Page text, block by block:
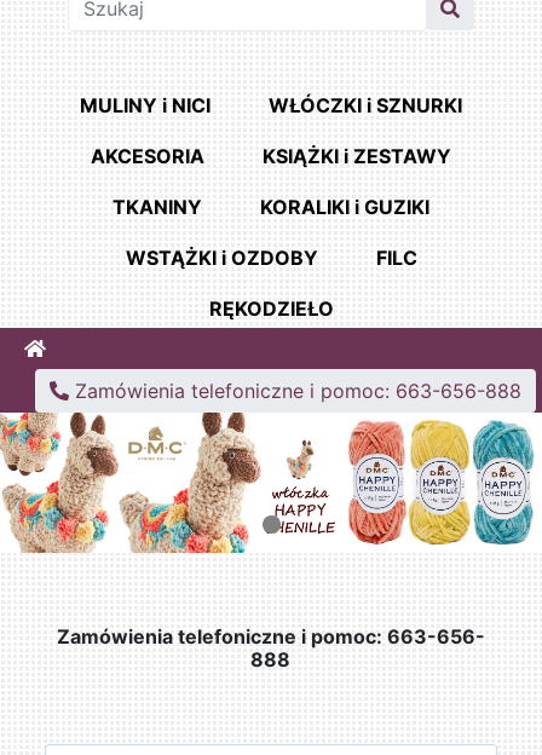
MULINY i NICI WŁÓCZKI i SZNURKI
AKCESORIA KSIĄŻKI i ZESTAWY
TKANINY KORALIKI i GUZIKI
WSTĄŻKI i OZDOBY FILC
RĘKODZIEŁO
Home
Zamówienia telefoniczne i pomoc: 663-656-888
Zamówienia telefoniczne i pomoc: 663-656-
888